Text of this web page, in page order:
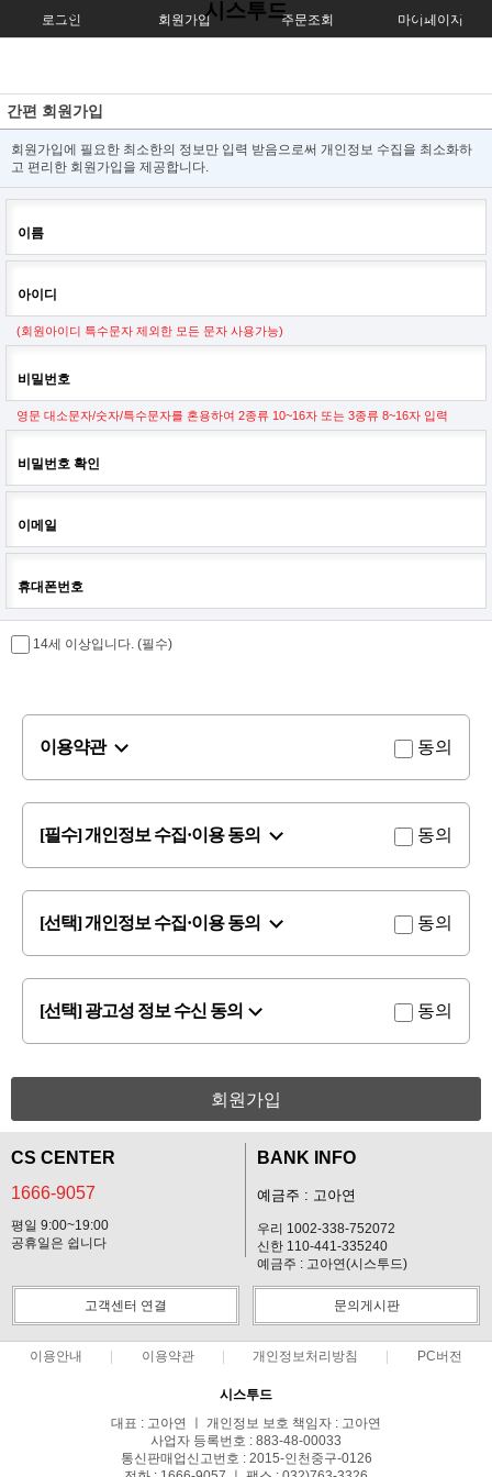
로그인 회원가입 주문조회 마이페이지
시스투드
간편 회원가입
회원가입에 필요한 최소한의 정보만 입력 받음으로써 개인정보 수집을 최소화하
고 편리한 회원가입을 제공합니다.
이름
아이디
(회원아이디 특수문자 제외한 모든 문자 사용가능)
비밀번호
영문 대소문자/숫자/특수문자를 혼용하여 2종류 10~16자 또는 3종류 8~16자 입력
비밀번호 확인
이메일
휴대폰번호
14세 이상입니다. (필수)
이용약관 동의
[필수] 개인정보 수집·이용 동의 동의
[선택] 개인정보 수집·이용 동의 동의
[선택] 광고성 정보 수신 동의 동의
회원가입
CS CENTER
1666-9057
평일 9:00~19:00
공휴일은 쉽니다
BANK INFO
예금주 : 고아연
우리 1002-338-752072
신한 110-441-335240
예금주 : 고아연(시스투드)
고객센터 연결 문의게시판
이용안내 이용약관 개인정보처리방침 PC버전
시스투드
대표 : 고아연 ㅣ 개인정보 보호 책임자 : 고아연
사업자 등록번호 : 883-48-00033
통신판매업신고번호 : 2015-인천중구-0126